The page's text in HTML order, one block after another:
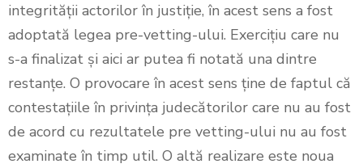
integrității actorilor în justiție, în acest sens a fost
adoptată legea pre-vetting-ului. Exercițiu care nu
s-a finalizat și aici ar putea fi notată una dintre
restanțe. O provocare în acest sens ține de faptul că
contestațiile în privința judecătorilor care nu au fost
de acord cu rezultatele pre vetting-ului nu au fost
examinate în timp util. O altă realizare este noua